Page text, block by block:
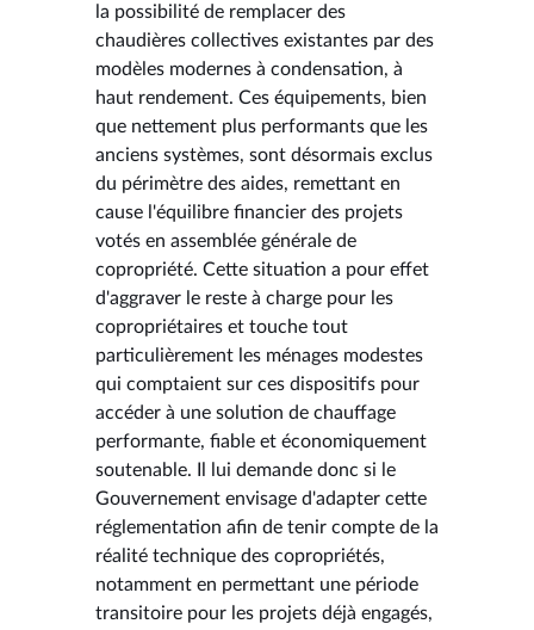
la possibilité de remplacer des
chaudières collectives existantes par des
modèles modernes à condensation, à
haut rendement. Ces équipements, bien
que nettement plus performants que les
anciens systèmes, sont désormais exclus
du périmètre des aides, remettant en
cause l'équilibre financier des projets
votés en assemblée générale de
copropriété. Cette situation a pour effet
d'aggraver le reste à charge pour les
copropriétaires et touche tout
particulièrement les ménages modestes
qui comptaient sur ces dispositifs pour
accéder à une solution de chauffage
performante, fiable et économiquement
soutenable. Il lui demande donc si le
Gouvernement envisage d'adapter cette
réglementation afin de tenir compte de la
réalité technique des copropriétés,
notamment en permettant une période
transitoire pour les projets déjà engagés,